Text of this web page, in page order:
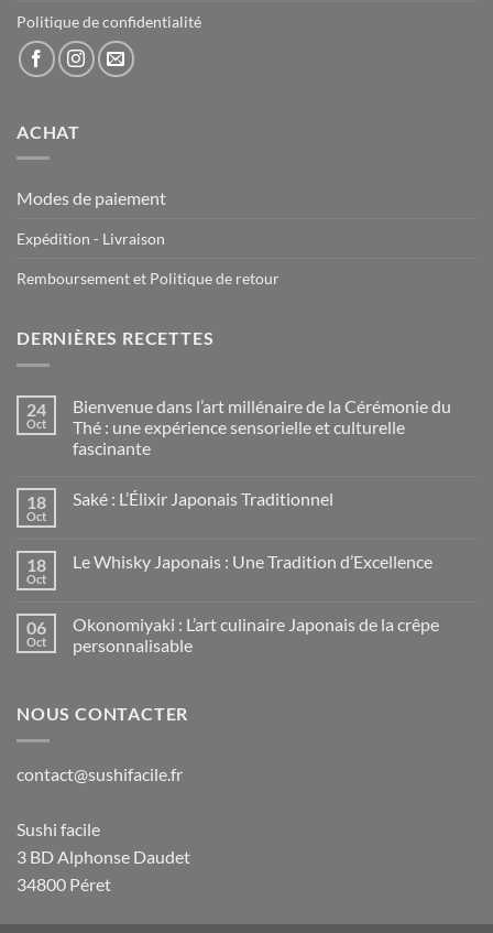
Politique de confidentialité
ACHAT
Modes de paiement
Expédition - Livraison
Remboursement et Politique de retour
DERNIÈRES RECETTES
24
Oct
Bienvenue dans l’art millénaire de la Cérémonie du
Thé : une expérience sensorielle et culturelle
fascinante
18
Oct
Saké : L’Élixir Japonais Traditionnel
18
Oct
Le Whisky Japonais : Une Tradition d’Excellence
06
Oct
Okonomiyaki : L’art culinaire Japonais de la crêpe
personnalisable
NOUS CONTACTER
contact@sushifacile.fr
Sushi facile
3 BD Alphonse Daudet
34800 Péret